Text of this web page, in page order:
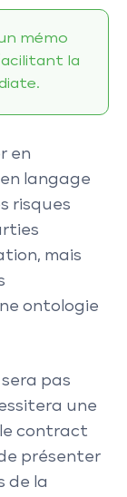
mémo
la
en
langage
risques
mais
ontologie
pas
une
contract
présenter
de la